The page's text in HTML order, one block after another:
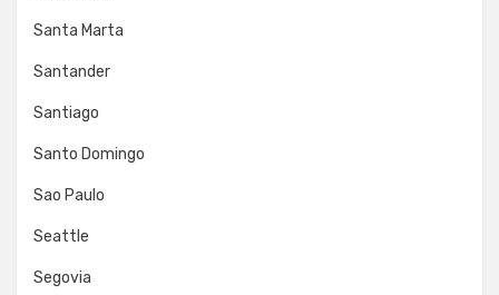
Santa Marta
Santander
Santiago
Santo Domingo
Sao Paulo
Seattle
Segovia